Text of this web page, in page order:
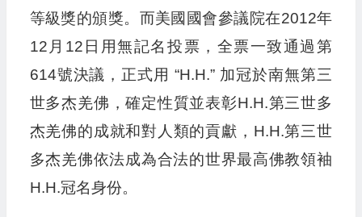
等級獎的頒獎。而美國國會參議院在2012年
12月12日用無記名投票，全票一致通過第
614號決議，正式用 “H.H.” 加冠於南無第三
世多杰羌佛，確定性質並表彰H.H.第三世多
杰羌佛的成就和對人類的貢獻，H.H.第三世
多杰羌佛依法成為合法的世界最高佛教領袖
H.H.冠名身份。